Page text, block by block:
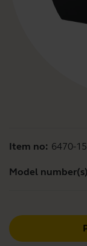
Item no: 6470-
Model